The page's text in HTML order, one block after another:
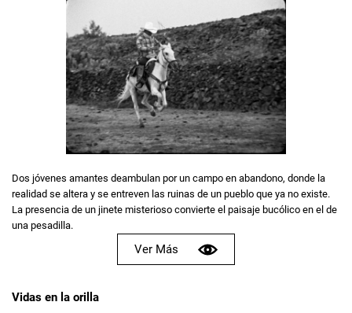
Dos jóvenes amantes deambulan por un campo en abandono, donde la
realidad se altera y se entreven las ruinas de un pueblo que ya no existe.
La presencia de un jinete misterioso convierte el paisaje bucólico en el de
una pesadilla.
Ver Más
Vidas en la orilla